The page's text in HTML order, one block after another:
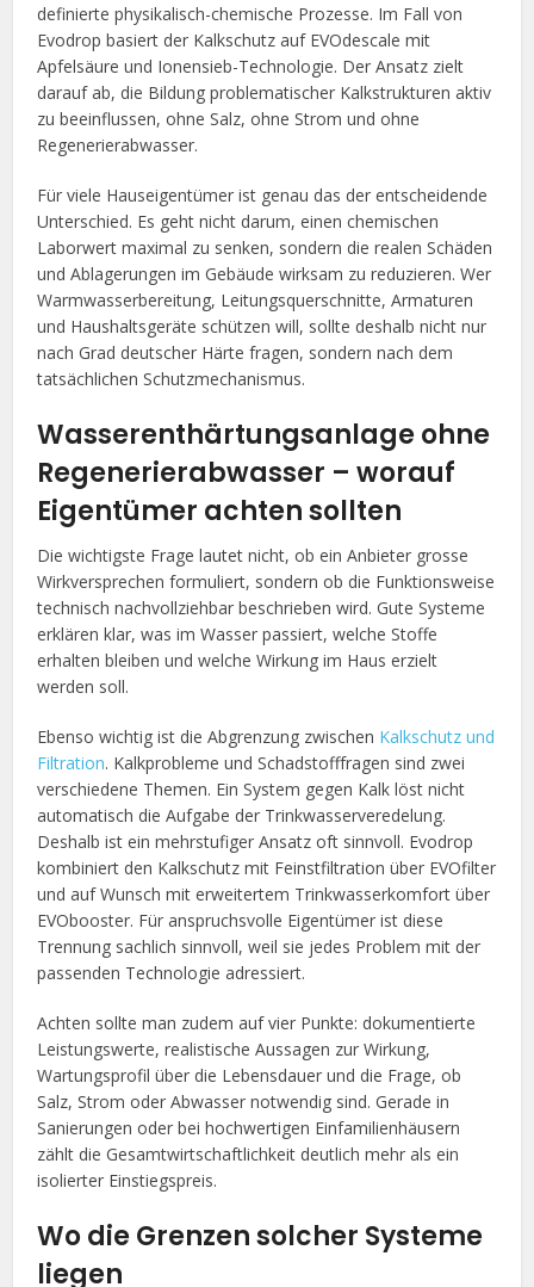
definierte physikalisch-chemische Prozesse. Im Fall von
Evodrop basiert der Kalkschutz auf EVOdescale mit
Apfelsäure und Ionensieb-Technologie. Der Ansatz zielt
darauf ab, die Bildung problematischer Kalkstrukturen aktiv
zu beeinflussen, ohne Salz, ohne Strom und ohne
Regenerierabwasser.
Für viele Hauseigentümer ist genau das der entscheidende
Unterschied. Es geht nicht darum, einen chemischen
Laborwert maximal zu senken, sondern die realen Schäden
und Ablagerungen im Gebäude wirksam zu reduzieren. Wer
Warmwasserbereitung, Leitungsquerschnitte, Armaturen
und Haushaltsgeräte schützen will, sollte deshalb nicht nur
nach Grad deutscher Härte fragen, sondern nach dem
tatsächlichen Schutzmechanismus.
Wasserenthärtungsanlage ohne
Regenerierabwasser – worauf
Eigentümer achten sollten
Die wichtigste Frage lautet nicht, ob ein Anbieter grosse
Wirkversprechen formuliert, sondern ob die Funktionsweise
technisch nachvollziehbar beschrieben wird. Gute Systeme
erklären klar, was im Wasser passiert, welche Stoffe
erhalten bleiben und welche Wirkung im Haus erzielt
werden soll.
Ebenso wichtig ist die Abgrenzung zwischen Kalkschutz und
Filtration. Kalkprobleme und Schadstofffragen sind zwei
verschiedene Themen. Ein System gegen Kalk löst nicht
automatisch die Aufgabe der Trinkwasserveredelung.
Deshalb ist ein mehrstufiger Ansatz oft sinnvoll. Evodrop
kombiniert den Kalkschutz mit Feinstfiltration über EVOfilter
und auf Wunsch mit erweitertem Trinkwasserkomfort über
EVObooster. Für anspruchsvolle Eigentümer ist diese
Trennung sachlich sinnvoll, weil sie jedes Problem mit der
passenden Technologie adressiert.
Achten sollte man zudem auf vier Punkte: dokumentierte
Leistungswerte, realistische Aussagen zur Wirkung,
Wartungsprofil über die Lebensdauer und die Frage, ob
Salz, Strom oder Abwasser notwendig sind. Gerade in
Sanierungen oder bei hochwertigen Einfamilienhäusern
zählt die Gesamtwirtschaftlichkeit deutlich mehr als ein
isolierter Einstiegspreis.
Wo die Grenzen solcher Systeme
liegen